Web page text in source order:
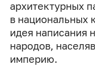
архитектурных
в национальных
идея написания
народов,
империю.